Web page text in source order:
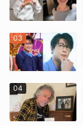
03
04